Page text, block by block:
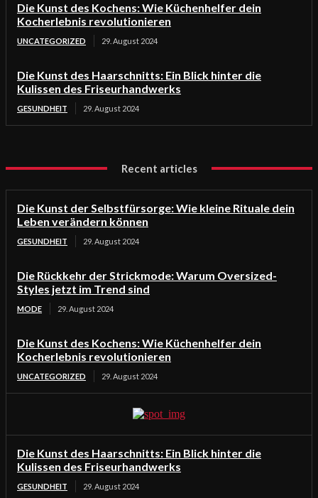
Die Kunst des Kochens: Wie Küchenhelfer dein
Kocherlebnis revolutionieren
UNCATEGORIZED 29. August 2024
Die Kunst des Haarschnitts: Ein Blick hinter die
Kulissen des Friseurhandwerks
GESUNDHEIT 29. August 2024
Recent articles
Die Kunst der Selbstfürsorge: Wie kleine Rituale dein
Leben verändern können
GESUNDHEIT 29. August 2024
Die Rückkehr der Strickmode: Warum Oversized-
Styles jetzt im Trend sind
MODE 29. August 2024
Die Kunst des Kochens: Wie Küchenhelfer dein
Kocherlebnis revolutionieren
UNCATEGORIZED 29. August 2024
Die Kunst des Haarschnitts: Ein Blick hinter die
Kulissen des Friseurhandwerks
GESUNDHEIT 29. August 2024